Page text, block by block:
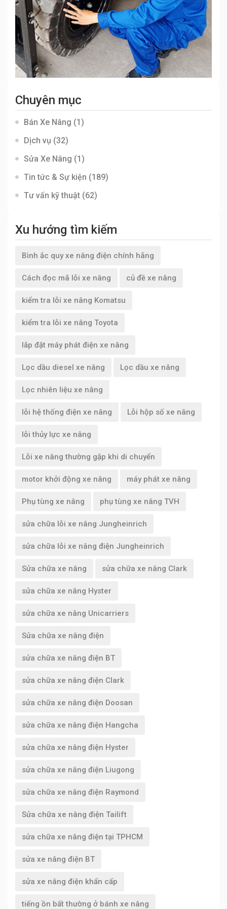
Chuyên mục
Bán Xe Nâng (1)
Dịch vụ (32)
Sửa Xe Nâng (1)
Tin tức & Sự kiện (189)
Tư vấn kỹ thuật (62)
Xu hướng tìm kiếm
Bình ắc quy xe nâng điện chính hãng
Cách đọc mã lỗi xe nâng củ đề xe nâng
kiểm tra lỗi xe nâng Komatsu
kiểm tra lỗi xe nâng Toyota
lắp đặt máy phát điện xe nâng
Lọc dầu diesel xe nâng Lọc dầu xe nâng
Lọc nhiên liệu xe nâng
lỗi hệ thống điện xe nâng Lỗi hộp số xe nâng
lỗi thủy lực xe nâng
Lỗi xe nâng thường gặp khi di chuyển
motor khởi động xe nâng máy phát xe nâng
Phụ tùng xe nâng phụ tùng xe nâng TVH
sửa chữa lỗi xe nâng Jungheinrich
sửa chữa lỗi xe nâng điện Jungheinrich
Sửa chữa xe nâng sửa chữa xe nâng Clark
sửa chữa xe nâng Hyster
sửa chữa xe nâng Unicarriers
Sửa chữa xe nâng điện
sửa chữa xe nâng điện BT
sửa chữa xe nâng điện Clark
sửa chữa xe nâng điện Doosan
sửa chữa xe nâng điện Hangcha
sửa chữa xe nâng điện Hyster
sửa chữa xe nâng điện Liugong
sửa chữa xe nâng điện Raymond
Sửa chữa xe nâng điện Tailift
sửa chữa xe nâng điện tại TPHCM
sửa xe nâng điện BT
sửa xe nâng điện khẩn cấp
tiếng ồn bất thường ở bánh xe nâng